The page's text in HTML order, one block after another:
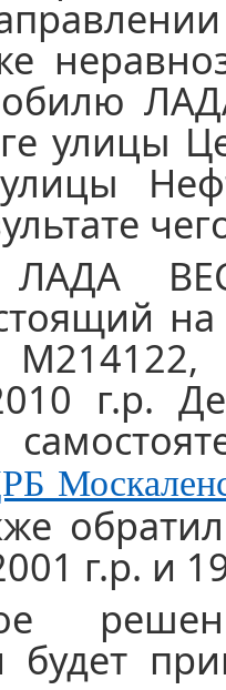
улицы
ЛАДА
г.р.
г.р. и
будет